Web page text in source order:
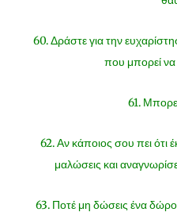
60. Δράστε για την
που μπορεί να
61.
62. Αν κάποιος σου πει ότι
μαλώσεις και
63. Ποτέ μη δώσεις ένα